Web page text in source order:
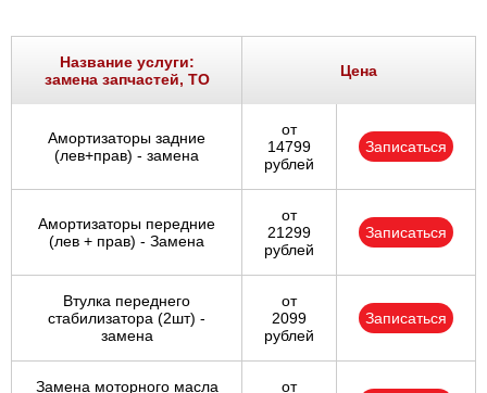
Название услуги:
замена запчастей, ТО
Цена
Амортизаторы задние
(лев+прав) - замена
от
14799
рублей
Записаться
Амортизаторы передние
(лев + прав) - Замена
от
21299
рублей
Записаться
Втулка переднего
стабилизатора (2шт) -
замена
от
2099
рублей
Записаться
Замена моторного масла
от